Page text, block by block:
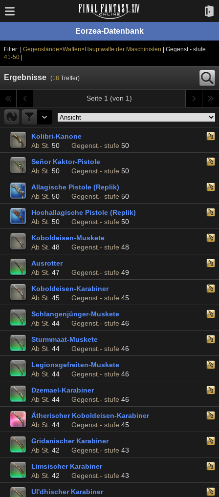
Eorzea-Datenbank
Filter: | Gegenstände>Waffen>Hauptwaffe der Maschinisten
| Gegenst.- stufe :
41-50|
Ergebnisse (18 Treffer)
Seite 1 (von 1)
Kolibri-Kanone
Ab St. 50 Gegenst.- stufe 50
Señor Kaktor-Pistole
Ab St. 50 Gegenst.- stufe 50
Allagische Pistole (Replik)
Ab St. 50 Gegenst.- stufe 50
Hochallagische Pistole (Replik)
Ab St. 50 Gegenst.- stufe 50
Koboldeisen-Muskete
Ab St. 48 Gegenst.- stufe 48
Ausrotter
Ab St. 47 Gegenst.- stufe 49
Koboldeisen-Karabiner
Ab St. 45 Gegenst.- stufe 45
Schlangenjünger-Muskete
Ab St. 44 Gegenst.- stufe 46
Sturmmaat-Muskete
Ab St. 44 Gegenst.- stufe 46
Legionsgefreiten-Muskete
Ab St. 44 Gegenst.- stufe 46
Dzemael-Karabiner
Ab St. 44 Gegenst.- stufe 46
Ätherischer Koboldeisen-Karabiner
Ab St. 44 Gegenst.- stufe 45
Gridanischer Karabiner
Ab St. 42 Gegenst.- stufe 43
Limsischer Karabiner
Ab St. 42 Gegenst.- stufe 43
Ul'dhischer Karabiner